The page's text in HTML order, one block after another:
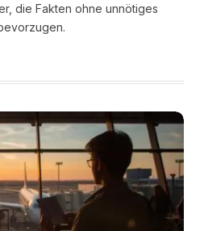
die Fakten ohne unnötiges